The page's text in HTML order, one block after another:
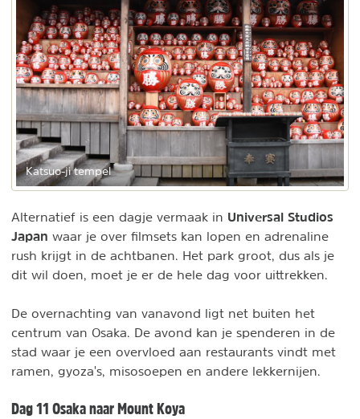
Katsuo-ji tempel
Alternatief is een dagje vermaak in Universal Studios
Japan waar je over filmsets kan lopen en adrenaline
rush krijgt in de achtbanen. Het park groot, dus als je
dit wil doen, moet je er de hele dag voor uittrekken.
De overnachting van vanavond ligt net buiten het
centrum van Osaka. De avond kan je spenderen in de
stad waar je een overvloed aan restaurants vindt met
ramen, gyoza's, misosoepen en andere lekkernijen.
Dag 11 Osaka naar Mount Koya